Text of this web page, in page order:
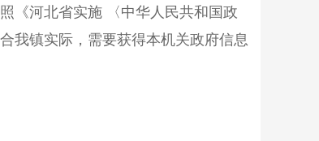
《河北省实施
〈中华人民共和国政
我镇实际，需要获得本机关政府信息